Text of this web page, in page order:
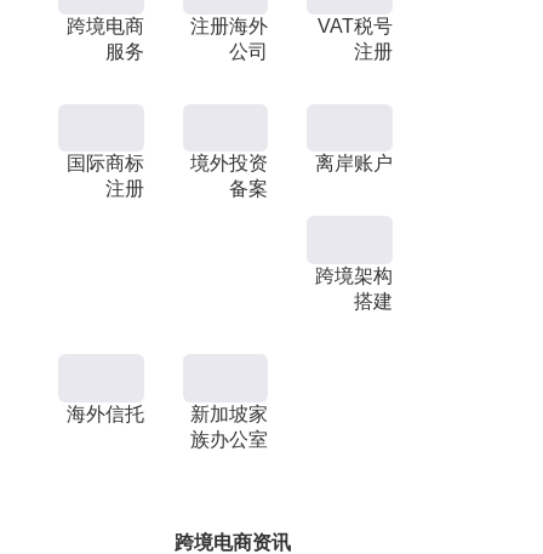
跨境电商
服务
注册海外
公司
VAT税号
注册
国际商标
注册
境外投资
备案
离岸账户
跨境架构
搭建
海外信托
新加坡家
族办公室
跨境电商资讯